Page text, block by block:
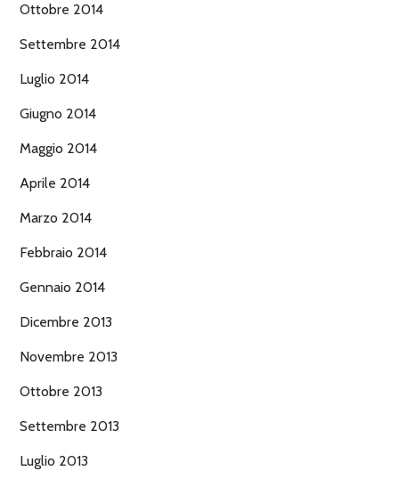
Ottobre 2014
Settembre 2014
Luglio 2014
Giugno 2014
Maggio 2014
Aprile 2014
Marzo 2014
Febbraio 2014
Gennaio 2014
Dicembre 2013
Novembre 2013
Ottobre 2013
Settembre 2013
Luglio 2013